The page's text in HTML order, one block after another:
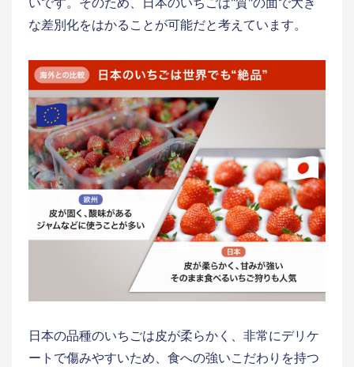
いです。そのため、日本のいちごは"質"の面で大き
な差別化をはかることが可能だと考えています。
日本の品種のいちごは皮が柔らかく、非常にデリケ
ートで傷みやすいため、食への強いこだわりを持つ